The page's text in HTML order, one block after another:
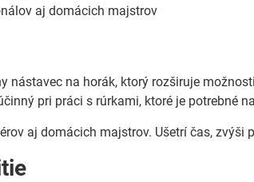
aj domácich majstrov
nástavec na horák, ktorý rozširuje
pri práci s rúrkami, ktoré je potrebné
aj domácich majstrov. Ušetrí čas, zvýši